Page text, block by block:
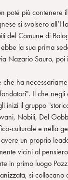
poté più contenere
si svolsero
del Comune di
la sua prima
Nazario Sauro,
ha
Il che
inizi il gruppo
Nobili, Del
culturale e nella
un proprio
vicini al
in primo luogo
si collocano